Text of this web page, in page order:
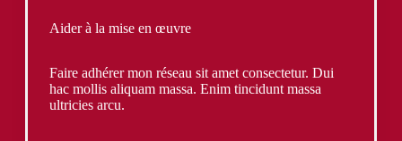
Aider à la mise en œuvre
Faire adhérer mon réseau sit amet consectetur. Dui
hac mollis aliquam massa. Enim tincidunt massa
ultricies arcu.